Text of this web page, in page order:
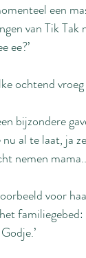
een
van Tik Tak
ee?’
ochtend
bijzondere
nu al te laat, ja
nemen
voor
familiegebed: